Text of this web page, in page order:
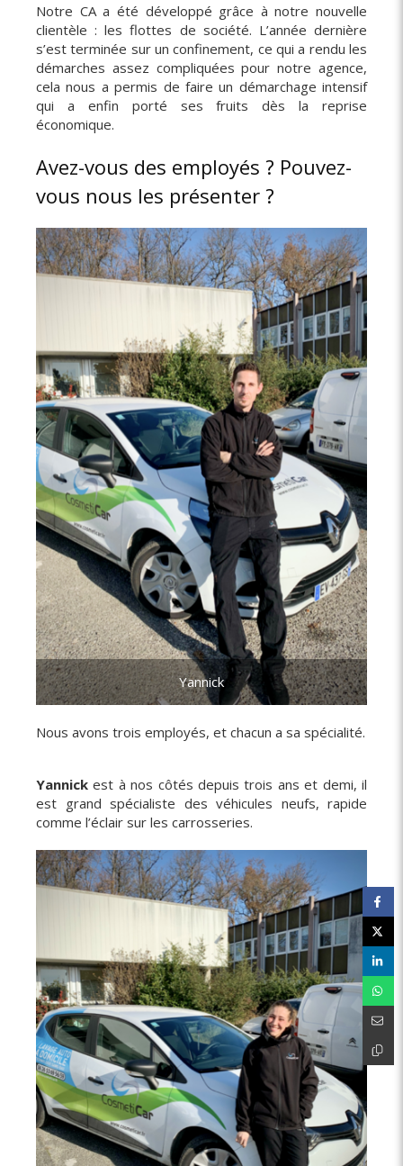
Notre CA a été développé grâce à notre nouvelle
clientèle : les flottes de société. L’année dernière
s’est terminée sur un confinement, ce qui a rendu les
démarches assez compliquées pour notre agence,
cela nous a permis de faire un démarchage intensif
qui a enfin porté ses fruits dès la reprise
économique.
Avez-vous des employés ? Pouvez-
vous nous les présenter ?
Yannick
Nous avons trois employés, et chacun a sa spécialité.
Yannick est à nos côtés depuis trois ans et demi, il
est grand spécialiste des véhicules neufs, rapide
comme l’éclair sur les carrosseries.